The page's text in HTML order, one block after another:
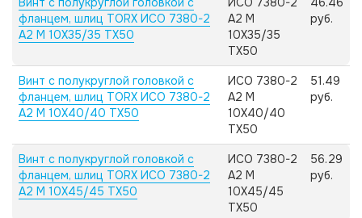
фланцем, шлиц TORX ИСО 7380-2
А2 M 10X35/35 TX50
А2 M
10X35/35
TX50
руб.
Винт с полукруглой головкой с
фланцем, шлиц TORX ИСО 7380-2
А2 M 10X40/40 TX50
ИСО 7380-2
А2 M
10X40/40
TX50
51.49
руб.
Винт с полукруглой головкой с
фланцем, шлиц TORX ИСО 7380-2
А2 M 10X45/45 TX50
ИСО 7380-2
А2 M
10X45/45
TX50
56.29
руб.